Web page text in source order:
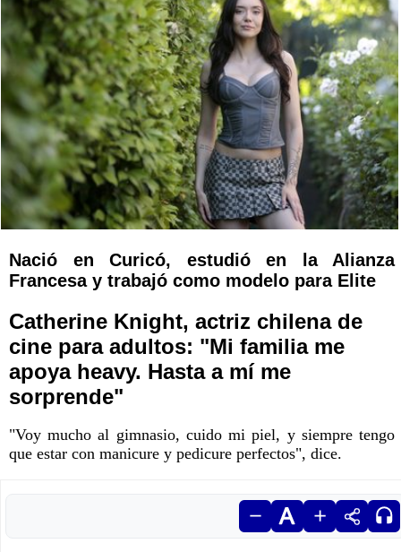
Nació en Curicó, estudió en la Alianza
Francesa y trabajó como modelo para Elite
Catherine Knight, actriz chilena de
cine para adultos: "Mi familia me
apoya heavy. Hasta a mí me
sorprende"
"Voy mucho al gimnasio, cuido mi piel, y siempre tengo
que estar con manicure y pedicure perfectos", dice.